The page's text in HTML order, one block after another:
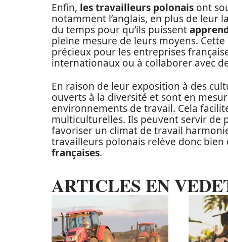
Enfin, les travailleurs polonais ont
notamment l’anglais, en plus de leur
du temps pour qu’ils puissent
pleine mesure de leurs moyens.
précieux pour les entreprises
internationaux ou à collaborer avec
En raison de leur exposition à des
ouverts à la diversité et sont en
environnements de travail. Cela
multiculturelles. Ils peuvent servir de
favoriser un climat de travail
travailleurs polonais relève donc bien
françaises.
ARTICLES EN